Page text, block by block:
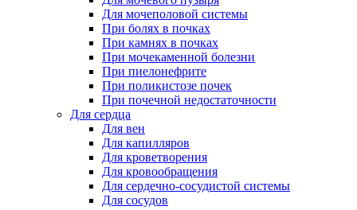
Для мочеполовой системы
При болях в почках
При камнях в почках
При мочекаменной болезни
При пиелонефрите
При поликистозе почек
При почечной недостаточности
Для сердца
Для вен
Для капилляров
Для кроветворения
Для кровообращения
Для сердечно-сосудистой системы
Для сосудов